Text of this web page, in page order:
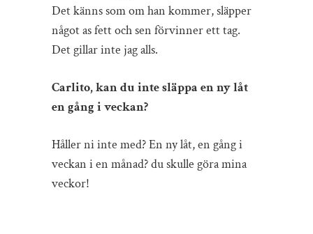
Det känns som om han kommer, släpper
något as fett och sen förvinner ett tag.
Det gillar inte jag alls.
Carlito, kan du inte släppa en ny låt
en gång i veckan?
Håller ni inte med? En ny låt, en gång i
veckan i en månad? du skulle göra mina
veckor!